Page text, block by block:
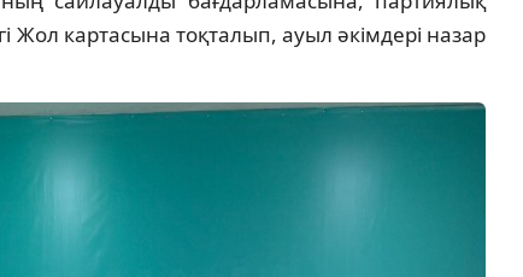
Жол картасына тоқталып, ауыл әкімдері назар